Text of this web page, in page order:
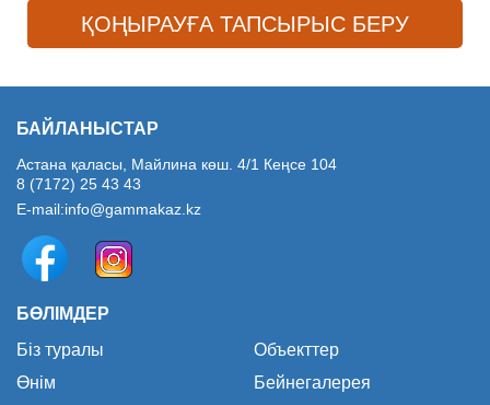
БАЙЛАНЫСТАР
Астана қаласы, Майлина көш. 4/1 Кеңсе 104
8 (7172) 25 43 43
E-mail:info@gammakaz.kz
БӨЛІМДЕР
Біз туралы
Өнім
Объекттер
Бейнегалерея